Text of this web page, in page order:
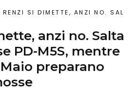
RENZI SI DIMETTE, ANZI NO.
anzi no. Salta
PD-M5S, mentre
preparano